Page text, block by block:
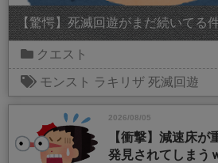
【驚愕】死滅回遊がまだ続いてる
クエスト
モンスト ラキリザ 死滅回遊
2026/08/05
【衝撃】減速床
発見されてしまう